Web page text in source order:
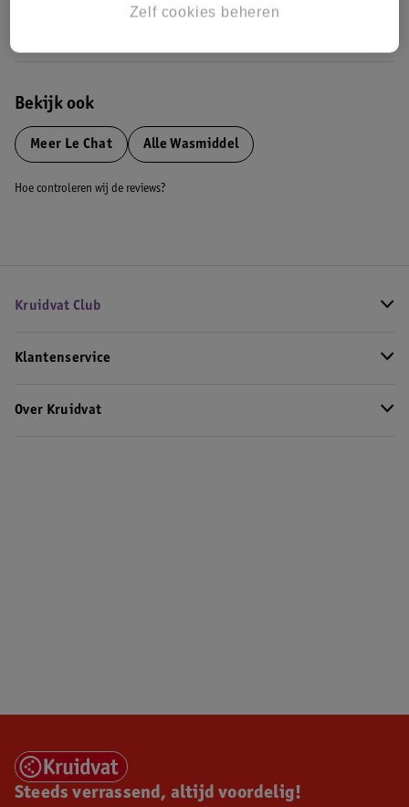
Bekijk ook
Meer Le Chat Alle Wasmiddel
Hoe controleren wij de reviews?
Kruidvat Club
Klantenservice
Over Kruidvat
Steeds verrassend, altijd voordelig!
Zelf cookies beheren